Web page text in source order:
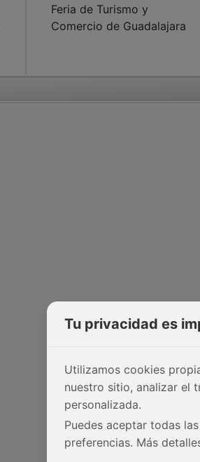
Feria de Turismo y
Comercio de Guadalajara
Tu privacidad es
Utilizamos cookies
nuestro sitio, analizar el
personalizada.
Puedes aceptar todas
preferencias. Más